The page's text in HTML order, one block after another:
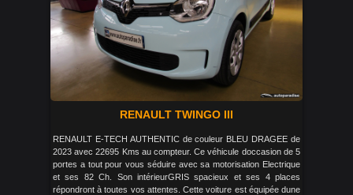
RENAULT TWINGO III
RENAULT E-TECH AUTHENTIC de couleur BLEU DRAGEE de
2023 avec 22695 Kms au compteur. Ce véhicule doccasion de 5
portes a tout pour vous séduire avec sa motorisation Electrique
et ses 82 Ch. Son intérieurGRIS spacieux et ses 4 places
répondront à toutes vos attentes. Cette voiture est équipée dune